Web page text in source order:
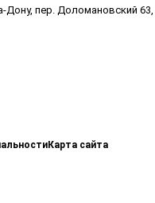
Дону, пер. Доломановский
Карта сайта